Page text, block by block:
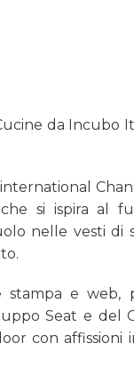
da Incubo
si ispira al
nelle vesti di
e web,
Seat e del
con affissioni